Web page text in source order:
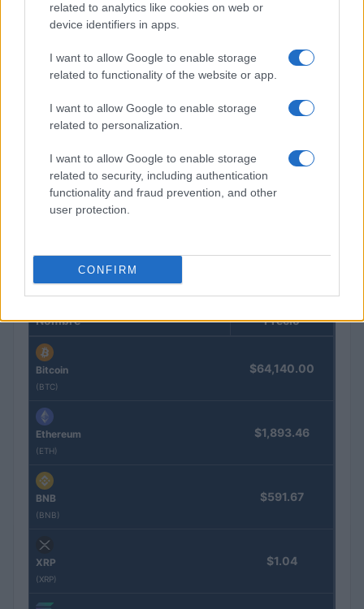
related to analytics like cookies on web or
device identifiers in apps.
I want to allow Google to enable storage
related to functionality of the website or app.
I want to allow Google to enable storage
related to personalization.
I want to allow Google to enable storage
related to security, including authentication
functionality and fraud prevention, and other
user protection.
CONFIRM
El euro cede terreno frente al dólar y el yen acelera su caída
Lucía Herrera · 3 Ago 2026
COTIZACIONES CRYPTO
Nombre Precio
Bitcoin
(BTC)
$64,140.00
Ethereum
(ETH)
$1,893.46
BNB
(BNB)
$591.67
XRP
(XRP)
$1.04